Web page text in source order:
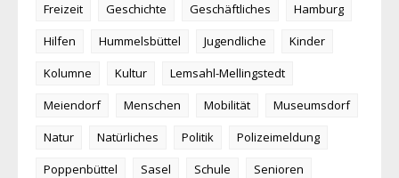
Freizeit
Geschichte Geschäftliches
Hamburg
Hilfen
Hummelsbüttel Jugendliche
Kinder
Kolumne
Kultur
Lemsahl-Mellingstedt
Meiendorf
Menschen Mobilität
Museumsdorf
Natur
Natürliches Politik
Polizeimeldung
Poppenbüttel
Sasel Schule
Senioren